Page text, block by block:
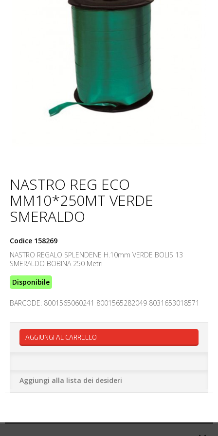
NASTRO REG ECO
MM10*250MT VERDE
SMERALDO
Codice 158269
NASTRO REGALO SPLENDENE H.10mm VERDE BOLIS 13
SMERALDO BOBINA 250 Metri
Disponibile
BARCODE: 8001565060241 8001565282049 8031653018571
AGGIUNGI AL CARRELLO
Aggiungi alla lista dei desideri